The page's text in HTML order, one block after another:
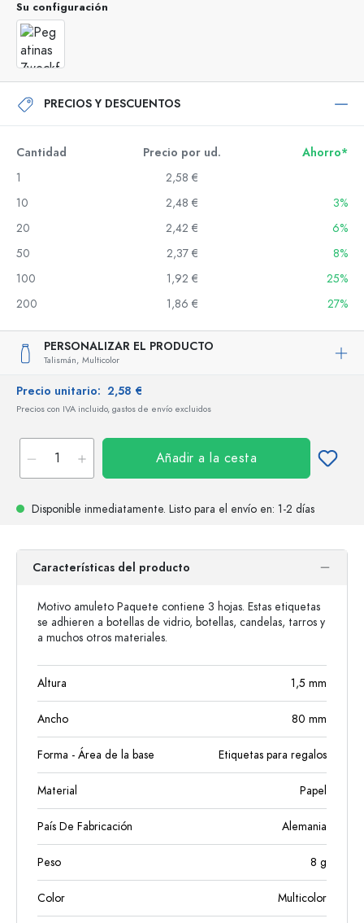
Su configuración
PRECIOS Y DESCUENTOS
Cantidad Precio por ud.
Ahorro*
1
2,58 €
10
2,48 €
3%
20
2,42 €
6%
50
2,37 €
8%
100
1,92 €
25%
200
1,86 € 27%
PERSONALIZAR EL PRODUCTO
Talismán, Multicolor
Precio unitario: 2,58 €
Precios con IVA incluido, gastos de envío excluidos
Añadir a la cesta
Disponible inmediatamente. Listo para el envío en: 1-2 días
Características del producto
Motivo amuleto Paquete contiene 3 hojas. Estas etiquetas
se adhieren a botellas de vidrio, botellas, candelas, tarros y
a muchos otros materiales.
Altura 1,5 mm
Ancho 80 mm
Forma - Área de la base Etiquetas para regalos
Material Papel
País De Fabricación Alemania
Peso 8 g
Color Multicolor